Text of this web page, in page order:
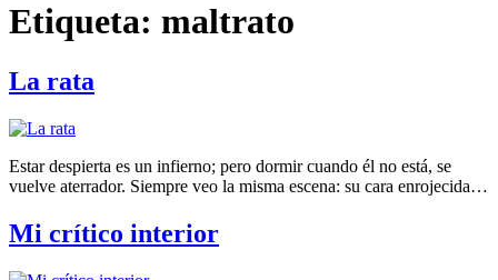
Etiqueta: maltrato
La rata
Estar despierta es un infierno; pero dormir cuando él no está, se
vuelve aterrador. Siempre veo la misma escena: su cara enrojecida…
Mi crítico interior